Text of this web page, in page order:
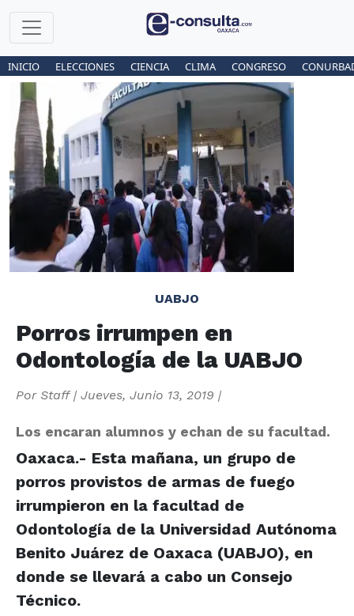
INICIO ELECCIONES CIENCIA CLIMA CONGRESO
UABJO
Porros irrumpen en
Odontología de la UABJO
Por Staff| Jueves, Junio 13, 2019 |
Los encaran alumnos y echan de su facultad.
Oaxaca.- Esta mañana, un grupo de
porros provistos de armas de fuego
irrumpieron en la facultad de
Odontología de la Universidad Autónoma
Benito Juárez de Oaxaca (UABJO), en
donde se llevará a cabo un Consejo
Técnico.